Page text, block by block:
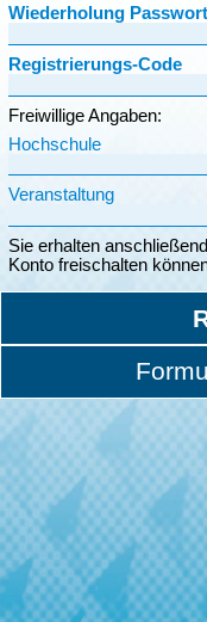
Wiederholung Passwort
Registrierungs-Code
Freiwillige Angaben:
Hochschule
Veranstaltung
Sie erhalten
Konto freischalten